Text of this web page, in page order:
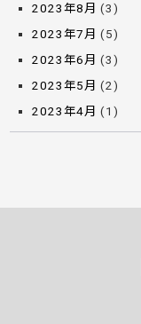
2023年8月 (3)
2023年7月 (5)
2023年6月 (3)
2023年5月 (2)
2023年4月 (1)